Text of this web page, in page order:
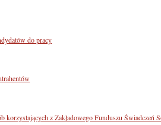
do pracy
korzystających z Zakładowego Funduszu Świadczeń